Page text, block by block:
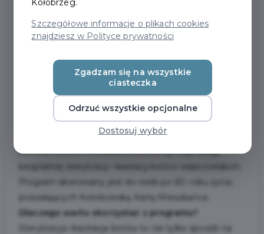
STERYLIZACJA KOTÓW
WŁAŚCICIELSKICH W
KOŁOBRZESKIEJ KARTY
MIESZKAŃCA
Miasto Kołobrzeg, dbając o dobro zwierząt oraz
komfort swoich mieszkańców, kontynuuje akcję
posiadających Kołobrzeską Kartę Mieszkańca.
Dlaczego warto skorzystać z programu?
Sterylizacja i kastracja kotów to nie tylko sposób na
Szczegółowe informacje o plikach cookies
znajdziesz w Polityce prywatności
Zgadzam się na wszystkie
ciasteczka
Odrzuć wszystkie opcjonalne
Dostosuj wybór